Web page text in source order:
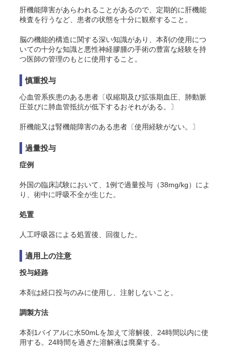
肝機能障害があらわれることがあるので、定期的に肝機能
検査を行うなど、患者の状態を十分に観察すること。
脳の機能的構造に関する深い知識があり、本剤の使用につ
いての十分な知識と悪性神経膠腫の手術の豊富な経験を持
つ医師の管理のもとに使用すること。
慎重投与
心血管系疾患のある患者〔収縮期及び拡張期血圧、肺動脈
圧並びに肺血管抵抗が低下するおそれがある。〕
肝機能又は腎機能障害のある患者〔使用経験がない。〕
過量投与
症例
外国の臨床試験において、1例で過量投与（38mg/kg）によ
り、術中に呼吸不全が生じた。
処置
人工呼吸器による処置後、回復した。
適用上の注意
投与経路
本剤は経口投与のみに使用し、注射しないこと。
調製方法
本剤1バイアルに水50mLを加えて溶解後、24時間以内に使
用する。24時間を過ぎた溶解液は廃棄する。